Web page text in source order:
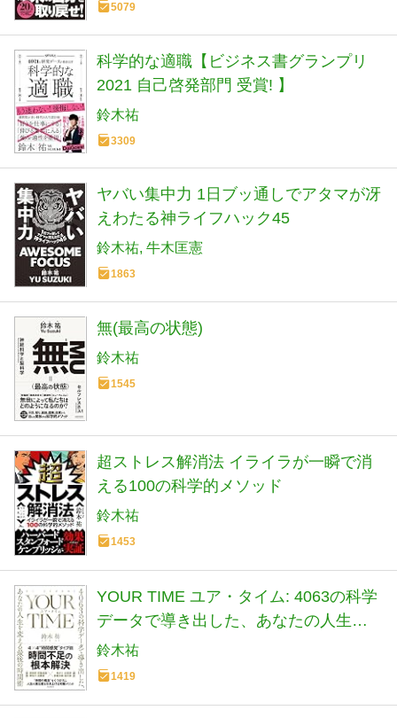
5079
科学的な適職【ビジネス書グランプリ
2021 自己啓発部門 受賞! 】
鈴木祐
3309
ヤバい集中力 1日ブッ通しでアタマが冴
えわたる神ライフハック45
鈴木祐 牛木匡憲
1863
無(最高の状態)
鈴木祐
1545
超ストレス解消法 イライラが一瞬で消
える100の科学的メソッド
鈴木祐
1453
YOUR TIME ユア・タイム: 4063の科学
データで導き出した、あなたの人生を
変える最後の時間術
鈴木祐
1419